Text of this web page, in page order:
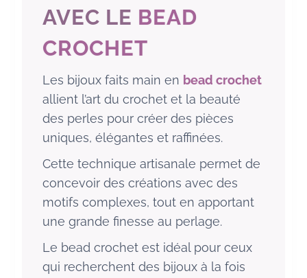
AVEC LE BEAD
CROCHET
Les bijoux faits main en bead crochet
allient l’art du crochet et la beauté
des perles pour créer des pièces
uniques, élégantes et raffinées.
Cette technique artisanale permet de
concevoir des créations avec des
motifs complexes, tout en apportant
une grande finesse au perlage.
Le bead crochet est idéal pour ceux
qui recherchent des bijoux à la fois